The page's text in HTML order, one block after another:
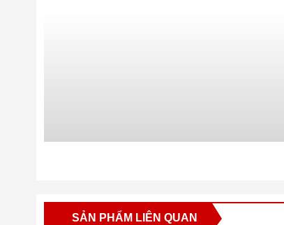
SẢN PHẨM LIÊN QUAN